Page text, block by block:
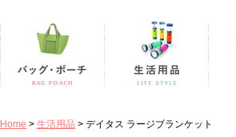
Home > 生活用品 > デイタス ラージブランケット